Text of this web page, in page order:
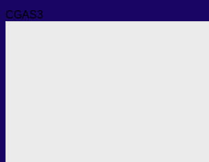
CGAS3